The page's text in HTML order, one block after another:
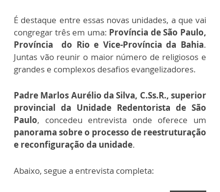
É destaque entre essas novas unidades, a que vai
congregar três em uma: Província de São Paulo,
Província do Rio e Vice-Província da Bahia.
Juntas vão reunir o maior número de religiosos e
grandes e complexos desafios evangelizadores.
Padre Marlos Aurélio da Silva, C.Ss.R., superior
provincial da Unidade Redentorista de São
Paulo, concedeu entrevista onde oferece um
panorama sobre o processo de reestruturação
e reconfiguração da unidade.
Abaixo, segue a entrevista completa: